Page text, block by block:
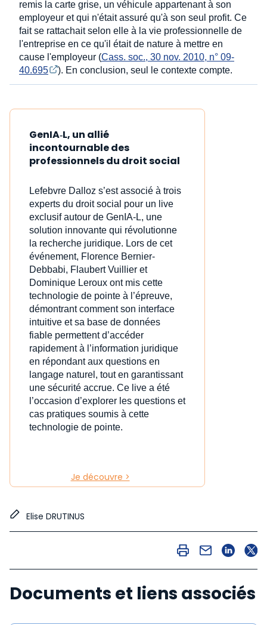
remis la carte grise, un véhicule appartenant à son
employeur et qui n'était assuré qu'à son seul profit. Ce
fait se rattachait selon elle à la vie professionnelle de
l'entreprise en ce qu'il était de nature à mettre en
cause l'employeur (Cass. soc., 30 nov. 2010, n° 09-
40.695
). En conclusion, seul le contexte compte.
GenIA‑L, un allié
incontournable des
professionnels du droit social
Lefebvre Dalloz s’est associé à trois
experts du droit social pour un live
exclusif autour de GenIA‑L, une
solution innovante qui révolutionne
la recherche juridique. Lors de cet
événement, Florence Bernier-
Debbabi, Flaubert Vuillier et
Dominique Leroux ont mis cette
technologie de pointe à l’épreuve,
démontrant comment son interface
intuitive et sa base de données
fiable permettent d’accéder
rapidement à l’information juridique
en répondant aux questions en
langage naturel, tout en garantissant
une sécurité accrue. Ce live a été
l’occasion d’explorer les questions et
cas pratiques soumis à cette
technologie de pointe.
Je découvre >
Elise DRUTINUS
Documents et liens associés